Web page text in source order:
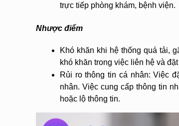
trực tiếp phòng khám, bệnh viện.
Nhược điểm
Khó khăn khi hệ thống quá tải,
khó khăn trong việc liên hệ và
Rủi ro thông tin cá nhân: Việc
nhân. Việc cung cấp thông tin
hoặc lộ thông tin.